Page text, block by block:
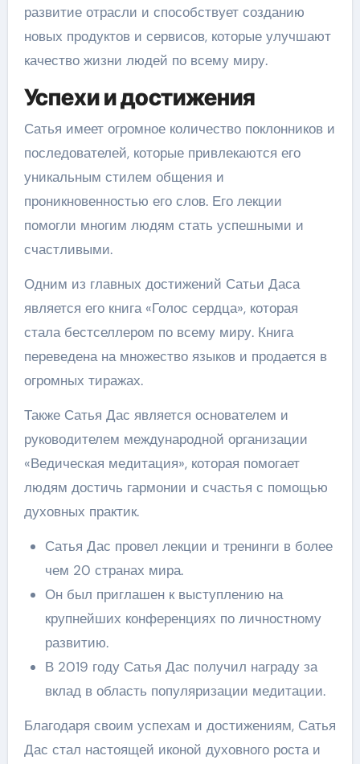
развитие отрасли и способствует созданию
новых продуктов и сервисов, которые улучшают
качество жизни людей по всему миру.
Успехи и достижения
Сатья имеет огромное количество поклонников и
последователей, которые привлекаются его
уникальным стилем общения и
проникновенностью его слов. Его лекции
помогли многим людям стать успешными и
счастливыми.
Одним из главных достижений Сатьи Даса
является его книга «Голос сердца», которая
стала бестселлером по всему миру. Книга
переведена на множество языков и продается в
огромных тиражах.
Также Сатья Дас является основателем и
руководителем международной организации
«Ведическая медитация», которая помогает
людям достичь гармонии и счастья с помощью
духовных практик.
Сатья Дас провел лекции и тренинги в более
чем 20 странах мира.
Он был приглашен к выступлению на
крупнейших конференциях по личностному
развитию.
В 2019 году Сатья Дас получил награду за
вклад в область популяризации медитации.
Благодаря своим успехам и достижениям, Сатья
Дас стал настоящей иконой духовного роста и